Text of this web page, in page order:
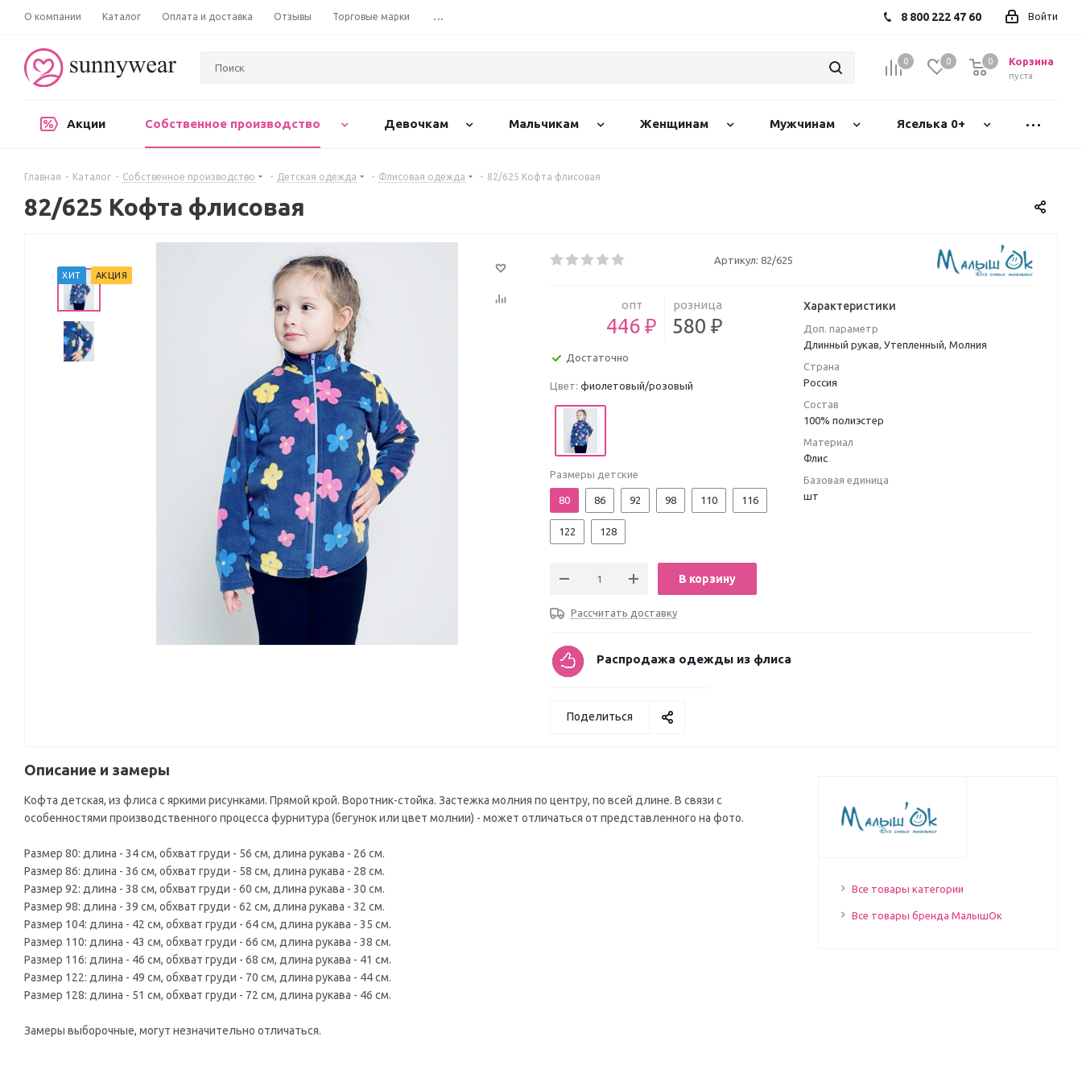
О компании Каталог Оплата и доставка Отзывы Торговые марки ... Войти
8 800 222 47 60
0 0 Корзина
пуста
0
Акции Собственное производство Девочкам Мальчикам Женщинам Мужчинам Яселька 0+
Главная - Каталог - Собственное производство - Детская одежда - Флисовая одежда - 82/625 Кофта флисовая
82/625 Кофта флисовая
ХИТ АКЦИЯ
Артикул: 82/625
опт
446 ₽
розница
580 ₽
Достаточно
Цвет: фиолетовый/розовый
Размеры детские
80 86 92 98 110 116
122 128
В корзину
Рассчитать доставку
Характеристики
Доп. параметр
Длинный рукав, Утепленный, Молния
Страна
Россия
Состав
100% полиэстер
Материал
Флис
Базовая единица
шт
Распродажа одежды из флиса
Поделиться
Описание и замеры
Кофта детская, из флиса с яркими рисунками. Прямой крой. Воротник-стойка. Застежка молния по центру, по всей длине. В связи с
особенностями производственного процесса фурнитура (бегунок или цвет молнии) - может отличаться от представленного на фото.
Размер 80: длина - 34 см, обхват груди - 56 см, длина рукава - 26 см.
Размер 86: длина - 36 см, обхват груди - 58 см, длина рукава - 28 см.
Размер 92: длина - 38 см, обхват груди - 60 см, длина рукава - 30 см.
Размер 98: длина - 39 см, обхват груди - 62 см, длина рукава - 32 см.
Размер 104: длина - 42 см, обхват груди - 64 см, длина рукава - 35 см.
Размер 110: длина - 43 см, обхват груди - 66 см, длина рукава - 38 см.
Размер 116: длина - 46 см, обхват груди - 68 см, длина рукава - 41 см.
Размер 122: длина - 49 см, обхват груди - 70 см, длина рукава - 44 см.
Размер 128: длина - 51 см, обхват груди - 72 см, длина рукава - 46 см.
Замеры выборочные, могут незначительно отличаться.
Все товары категории
Все товары бренда МалышОк